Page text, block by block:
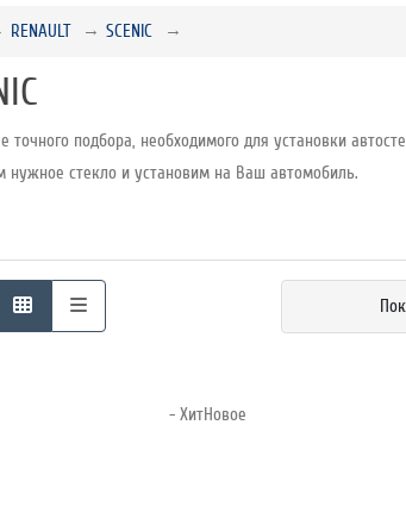
RENAULT SCENIC
точного подбора, необходимого для установки
нужное стекло и установим на Ваш автомобиль.
- ХитНовое